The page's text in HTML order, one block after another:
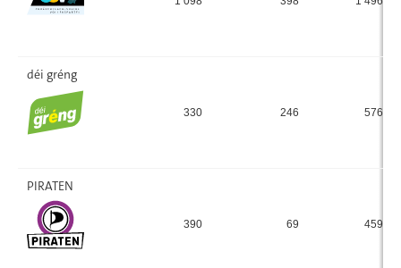
déi gréng
330 246 576
PIRATEN
390 69 459